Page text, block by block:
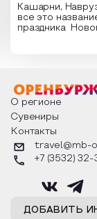
Кашарни,
все это
праздника
о том, как
разных уголках
обряды
благополучие, в
различаются
Дед Мороз и
его называют в
страны и как
О регионе
Сувениры
Контакты
ДОБАВИТЬ
travel@mb-
+7 (3532) 32-